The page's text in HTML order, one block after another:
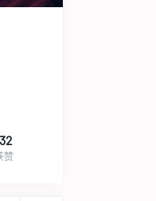
赞